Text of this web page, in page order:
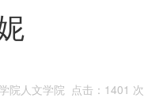
院人文学院 点击： 1401 次